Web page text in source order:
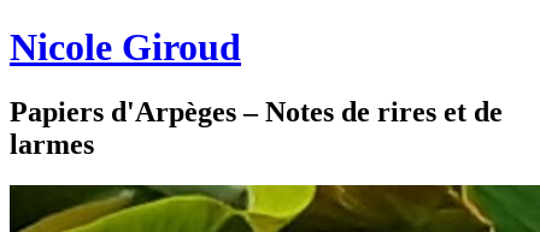
Nicole Giroud
Papiers d'Arpèges – Notes de rires et de
larmes